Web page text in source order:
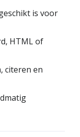
is voor
HTML of
citeren en